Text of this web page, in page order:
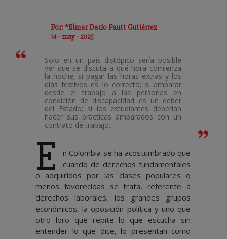
Por: *Elmar Darío Pautt Gutiérrez
14 - may - 2025
Solo en un país distópico sería posible
ver que se discuta a qué hora comienza
la noche; si pagar las horas extras y los
días festivos es lo correcto; si amparar
desde el trabajo a las personas en
condición de discapacidad es un deber
del Estado; si los estudiantes deberían
hacer sus prácticas amparados con un
contrato de trabajo.
E
n Colombia se ha acostumbrado que
cuando de derechos fundamentales
o adquiridos por las clases populares o
menos favorecidas se trata, referente a
derechos laborales, los grandes grupos
económicos, la oposición política y uno que
otro loro que repite lo que escucha sin
entender lo que dice, lo presentan como